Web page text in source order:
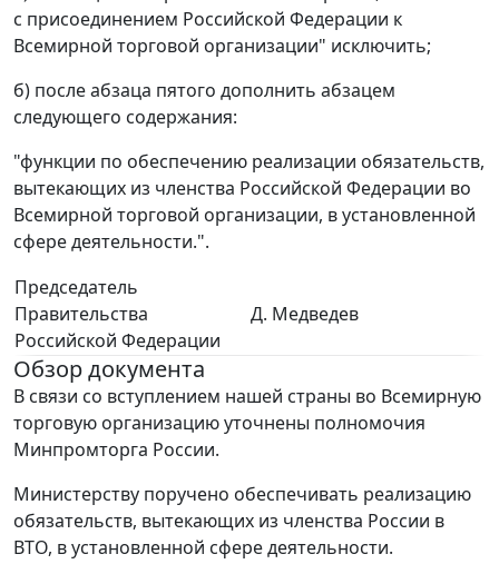
с присоединением Российской Федерации к
Всемирной торговой организации" исключить;
б) после абзаца пятого дополнить абзацем
следующего содержания:
"функции по обеспечению реализации обязательств,
вытекающих из членства Российской Федерации во
Всемирной торговой организации, в установленной
сфере деятельности.".
Председатель
Правительства
Российской Федерации
Д. Медведев
Обзор документа
В связи со вступлением нашей страны во Всемирную
торговую организацию уточнены полномочия
Минпромторга России.
Министерству поручено обеспечивать реализацию
обязательств, вытекающих из членства России в
ВТО, в установленной сфере деятельности.